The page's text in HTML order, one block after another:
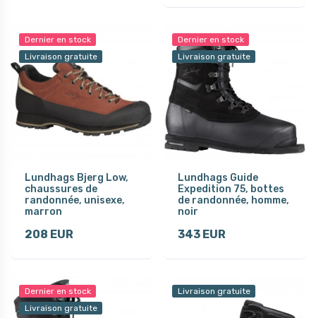
Dernier en stock
Livraison gratuite
Lundhags Bjerg Low,
chaussures de
randonnée, unisexe,
marron
208 EUR
Dernier en stock
Livraison gratuite
Lundhags Guide
Expedition 75, bottes
de randonnée, homme,
noir
343 EUR
Dernier en stock
Livraison gratuite
Livraison gratuite